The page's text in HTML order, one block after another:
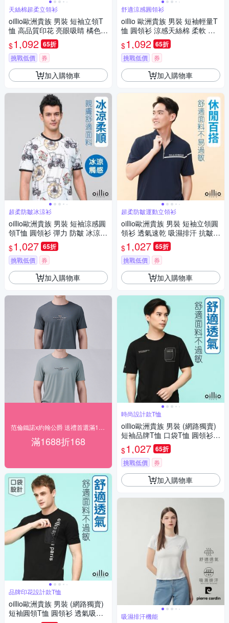
天絲棉超柔立領衫
oillio歐洲貴族 男裝 短袖立領T
恤 高品質印花 亮眼吸睛 橘色
法國品牌 有大尺碼
$1,092 65折
挑戰低價 券
加入購物車
超柔防皺冰涼衫
oillio歐洲貴族 男裝 短袖涼感圓
領T恤 圓領衫 彈力 防皺 冰涼衫
白色 法國品牌
$1,027 65折
挑戰低價 券
加入購物車
滿1688折168
品牌印花設計款T恤
oillio歐洲貴族 男裝 (網路獨賣)
短袖圓領T恤 圓領衫 透氣吸濕
舒適涼感圓領衫
oillio 歐洲貴族 男裝 短袖輕量T
恤 圓領衫 涼感天絲棉 柔軟 透
氣防皺 白色 法國品牌
$1,092 65折
挑戰低價 券
加入購物車
超柔防皺運動立領衫
oillio歐洲貴族 男裝 短袖立領圓
領衫 透氣速乾 吸濕排汗 抗皺
彈力 運動衫 藏青色 法國品牌
$1,027 65折
挑戰低價 券
加入購物車
時尚設計款T恤
oillio歐洲貴族 男裝 (網路獨賣)
短袖品牌T恤 口袋T恤 圓領衫
透氣排汗 彈力 黑色 法國品牌
$1,027 65折
挑戰低價 券
加入購物車
吸濕排汗機能